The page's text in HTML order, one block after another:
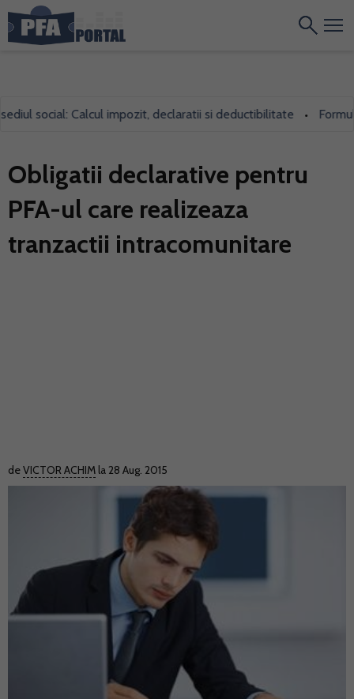
social: Calcul impozit, declaratii si deductibilitate •
Obligatii declarative pentru
PFA-ul care realizeaza
tranzactii intracomunitare
deVICTOR ACHIM la 28 Aug. 2015